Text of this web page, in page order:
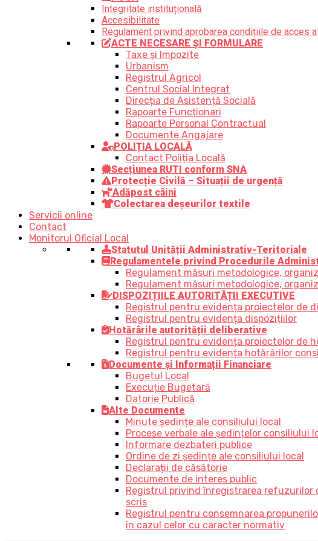
Integritate instituțională
Accesibilitate
Regulament privind aprobarea condițiile de acces
ACTE NECESARE ȘI FORMULARE
Taxe și Impozite
Urbanism
Registrul Agricol
Centrul Social Integrat
Direcția de Asistență Socială
Rapoarte Funcționari
Rapoarte Personal Contractual
Documente Angajare
POLIȚIA LOCALĂ
Contact Poliția Locală
Secțiunea RUTI conform SNA
Protecție Civilă – Situații de urgență
Adăpost câini
Colectarea deșeurilor textile
Servicii online
Contact
Monitorul Oficial Local
Statutul Unității Administrativ-Teritoriale
Regulamentele privind Procedurile
Regulament măsuri metodologice,
Regulament măsuri metodologice,
DISPOZIȚIILE AUTORITĂȚII EXECUTIVE
Registrul pentru evidența proiectelor de
Registrul pentru evidența dispozițiilor
Hotărârile autorității deliberative
Registrul pentru evidența proiectelor de
Registrul pentru evidența hotărârilor
Documente și Informații Financiare
Bugetul Local
Execuție Bugetară
Datorie Publică
Alte Documente
Minute ședințe ale consiliului local
Procese verbale ale ședințelor consiliului
Informare dezbateri publice
Ordine de zi ședințe ale consiliului local
Declarații de căsătorie
Documente de interes public
Registrul privind înregistrarea
scris
Registrul pentru consemnarea
în cazul celor cu caracter normativ